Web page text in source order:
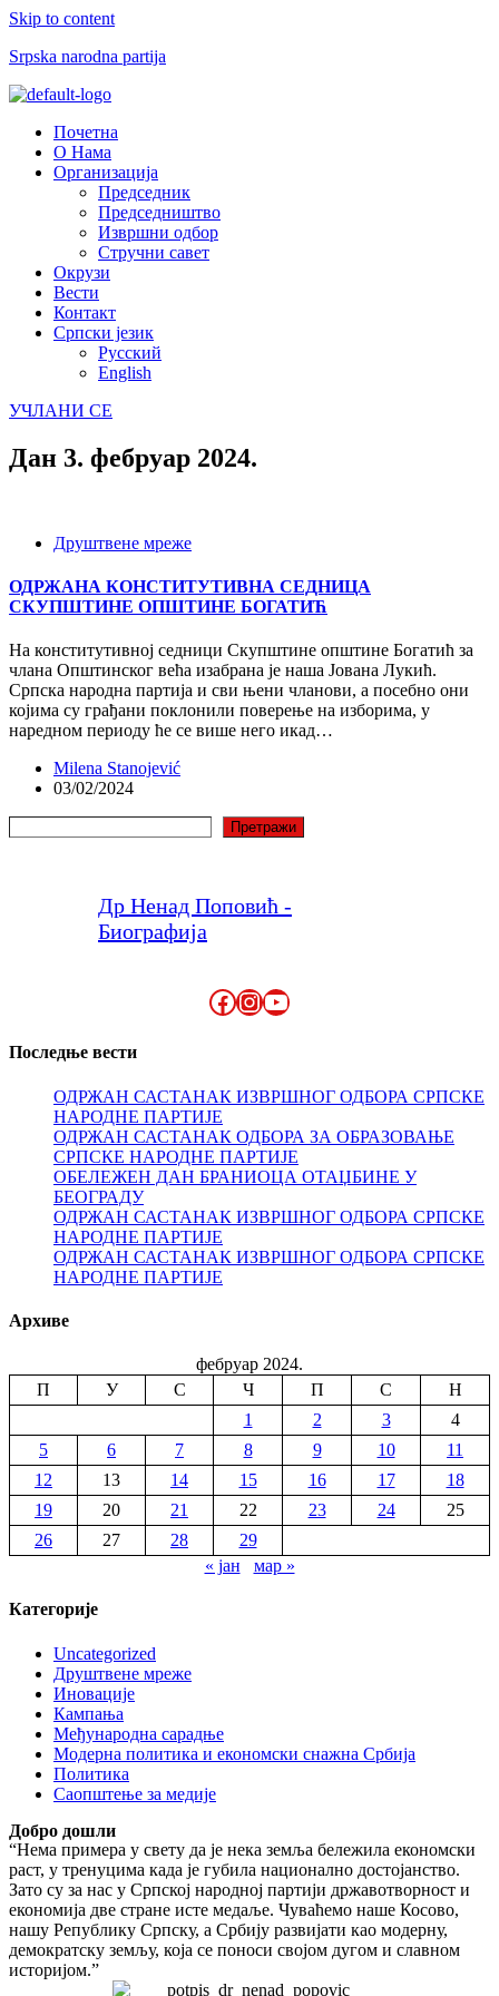
Skip to content
Srpska narodna partija
Menu
Почетна
О Нама
Организација
Председник
Председништво
Извршни одбор
Стручни савет
Окрузи
Вести
Контакт
Српски језик
Русский
English
УЧЛАНИ СЕ
Дан 3. фебруар 2024.
Друштвене мреже
ОДРЖАНА КОНСТИТУТИВНА СЕДНИЦА
СКУПШТИНЕ ОПШТИНЕ БОГАТИЋ
На конститутивној седници Скупштине општине Богатић за
члана Општинског већа изабрана је наша Јована Лукић.
Српска народна партија и сви њени чланови, а посебно они
којима су грађани поклонили поверење на изборима, у
наредном периоду ће се више него икад…
Milena Stanojević
03/02/2024
Претражи
Др Ненад Поповић -
Биографија
Facebook
Instagram
YouTube
Последње вести
ОДРЖАН САСТАНАК ИЗВРШНОГ ОДБОРА СРПСКЕ
НАРОДНЕ ПАРТИЈЕ
ОДРЖАН САСТАНАК ОДБОРА ЗА ОБРАЗОВАЊЕ
СРПСКЕ НАРОДНЕ ПАРТИЈЕ
ОБЕЛЕЖЕН ДАН БРАНИОЦА ОТАЏБИНЕ У
БЕОГРАДУ
ОДРЖАН САСТАНАК ИЗВРШНОГ ОДБОРА СРПСКЕ
НАРОДНЕ ПАРТИЈЕ
ОДРЖАН САСТАНАК ИЗВРШНОГ ОДБОРА СРПСКЕ
НАРОДНЕ ПАРТИЈЕ
Архиве
фебруар 2024.
П
У С Ч П С
Н
1
2 3
4
5
6 7 8 9 10
11
12
13 14 15 16 17
18
19
20 21 22 23 24
25
26
27 28
29
« јан
мар »
Категорије
Uncategorized
Друштвене мреже
Иновације
Кампања
Међународна сарадње
Модерна политика и економски снажна Србија
Политика
Саопштење за медије
Добро дошли
“Нема примера у свету да је нека земља бележила економски
раст, у тренуцима када је губила национално достојанство.
Зато су за нас у Српској народној партији државотворност и
економија две стране исте медаље. Чуваћемо наше Косово,
нашу Републику Српску, а Србију развијати као модерну,
демократску земљу, која се поноси својом дугом и славном
историјом.”